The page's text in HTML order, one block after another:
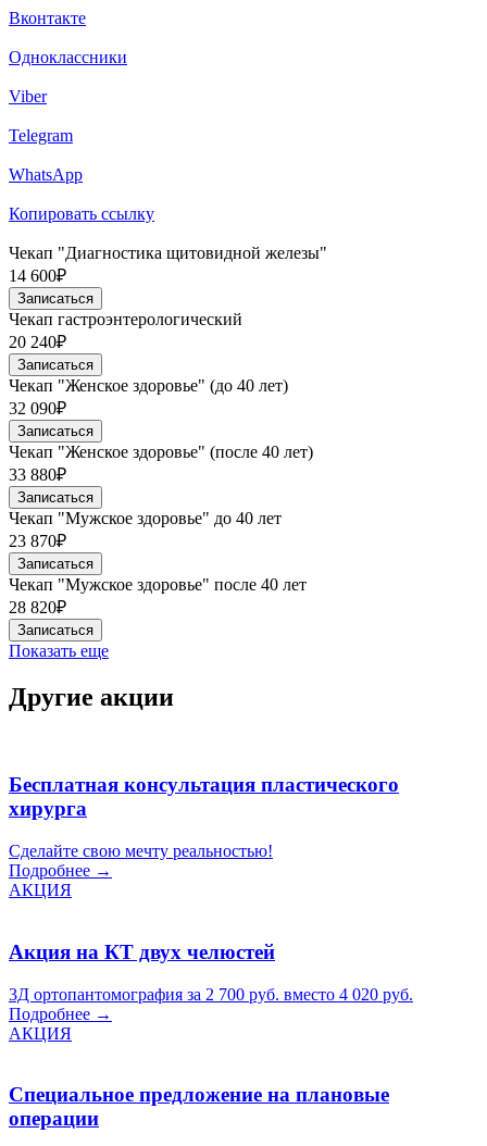
Вконтакте
Одноклассники
Viber
Telegram
WhatsApp
Копировать ссылку
Чекап "Диагностика щитовидной железы"
14 600₽
Записаться
Чекап гастроэнтерологический
20 240₽
Записаться
Чекап "Женское здоровье" (до 40 лет)
32 090₽
Записаться
Чекап "Женское здоровье" (после 40 лет)
33 880₽
Записаться
Чекап "Мужское здоровье" до 40 лет
23 870₽
Записаться
Чекап "Мужское здоровье" после 40 лет
28 820₽
Записаться
Показать еще
Другие акции
Бесплатная консультация пластического
хирурга
Сделайте свою мечту реальностью!
Подробнее →
АКЦИЯ
Акция на КТ двух челюстей
3Д ортопантомография за 2 700 руб. вместо 4 020 руб.
Подробнее →
АКЦИЯ
Специальное предложение на плановые
операции